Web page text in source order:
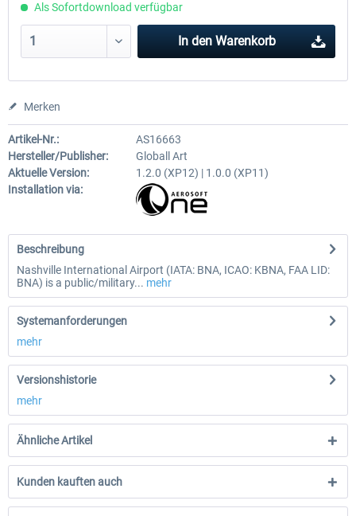
Als Sofortdownload verfügbar
In den Warenkorb
Merken
Artikel-Nr.:
AS16663
Hersteller/Publisher:
Globall Art
Aktuelle Version:
1.2.0 (XP12) | 1.0.0 (XP11)
Installation via:
Beschreibung
Nashville International Airport (IATA: BNA, ICAO: KBNA, FAA LID:
BNA) is a public/military... mehr
Systemanforderungen
mehr
Versionshistorie
mehr
Ähnliche Artikel
Kunden kauften auch